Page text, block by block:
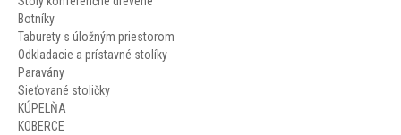
Botníky
Taburety s úložným priestorom
Odkladacie a prístavné stolíky
Paravány
Sieťované stoličky
KÚPELŇA
KOBERCE